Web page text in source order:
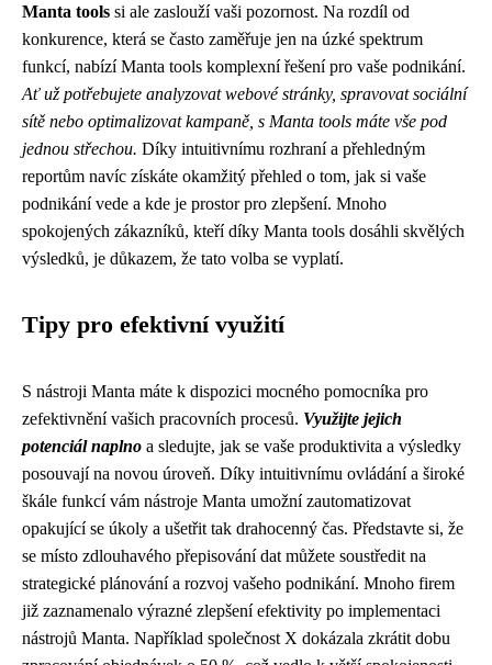
Manta tools si ale zaslouží vaši pozornost. Na rozdíl od
konkurence, která se často zaměřuje jen na úzké spektrum
funkcí, nabízí Manta tools komplexní řešení pro vaše podnikání.
Ať už potřebujete analyzovat webové stránky, spravovat sociální
sítě nebo optimalizovat kampaně, s Manta tools máte vše pod
jednou střechou. Díky intuitivnímu rozhraní a přehledným
reportům navíc získáte okamžitý přehled o tom, jak si vaše
podnikání vede a kde je prostor pro zlepšení. Mnoho
spokojených zákazníků, kteří díky Manta tools dosáhli skvělých
výsledků, je důkazem, že tato volba se vyplatí.
Tipy pro efektivní využití
S nástroji Manta máte k dispozici mocného pomocníka pro
zefektivnění vašich pracovních procesů. Využijte jejich
potenciál naplno a sledujte, jak se vaše produktivita a výsledky
posouvají na novou úroveň. Díky intuitivnímu ovládání a široké
škále funkcí vám nástroje Manta umožní zautomatizovat
opakující se úkoly a ušetřit tak drahocenný čas. Představte si, že
se místo zdlouhavého přepisování dat můžete soustředit na
strategické plánování a rozvoj vašeho podnikání. Mnoho firem
již zaznamenalo výrazné zlepšení efektivity po implementaci
nástrojů Manta. Například společnost X dokázala zkrátit dobu